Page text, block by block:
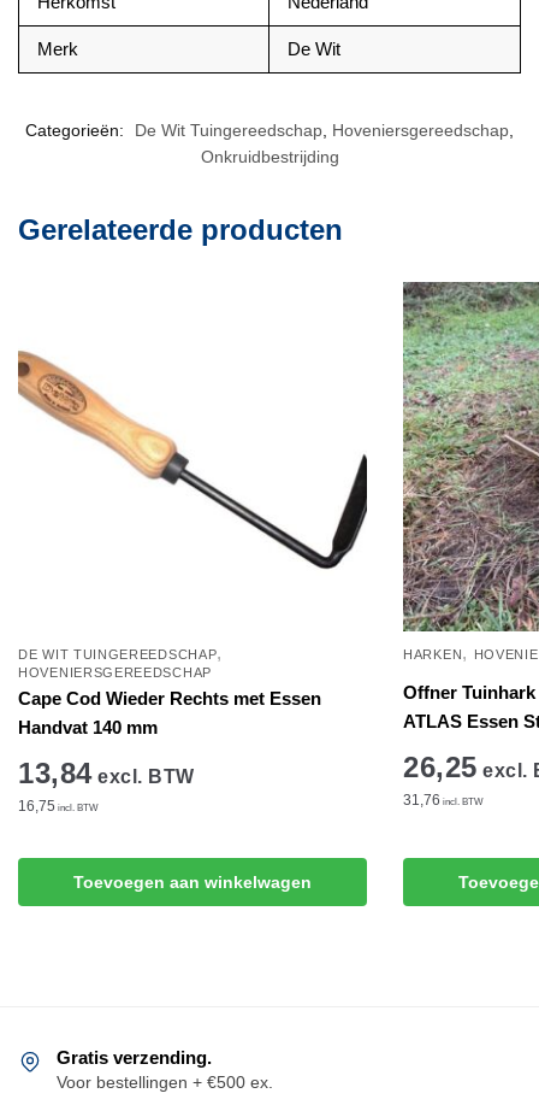
Merk De Wit
Categorieën: De Wit Tuingereedschap, Hoveniersgereedschap,
Onkruidbestrijding
Gerelateerde producten
DE WIT TUINGEREEDSCHAP,
HOVENIERSGEREEDSCHAP
Cape Cod Wieder Rechts met Essen
Handvat 140 mm
13,84excl. BTW
16,75 incl. BTW
Toevoegen aan winkelwagen
HARKEN ,
Offner Tuinhark
ATLAS Essen
26,25 excl.
31,76 incl. BTW
Gratis verzending.
Voor bestellingen + €500 ex.